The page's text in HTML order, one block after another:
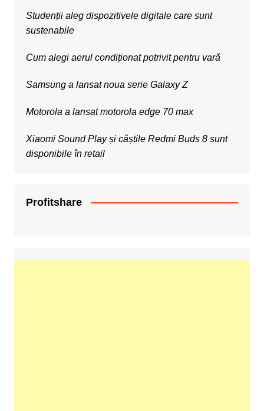
Studenții aleg dispozitivele digitale care sunt
sustenabile
Cum alegi aerul condiționat potrivit pentru vară
Samsung a lansat noua serie Galaxy Z
Motorola a lansat motorola edge 70 max
Xiaomi Sound Play și căștile Redmi Buds 8 sunt
disponibile în retail
Profitshare